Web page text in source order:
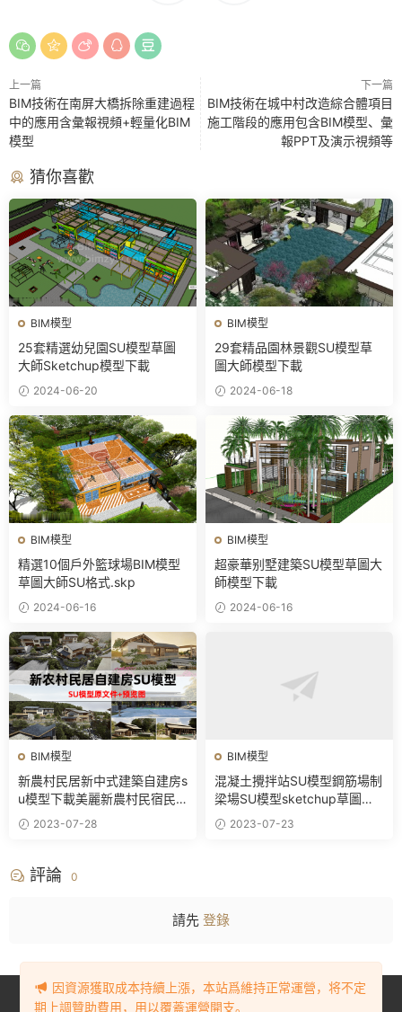
上一篇
BIM技術在南屏大橋拆除重建過程
中的應用含彙報視頻+輕量化BIM
模型
下一篇
BIM技術在城中村改造綜合體項目
施工階段的應用包含BIM模型、彙
報PPT及演示視頻等
猜你喜歡
BIM模型
25套精選幼兒園SU模型草圖
大師Sketchup模型下載
2024-06-20
BIM模型
29套精品園林景觀SU模型草
圖大師模型下載
2024-06-18
BIM模型
精選10個戶外籃球場BIM模型
草圖大師SU格式.skp
2024-06-16
BIM模型
超豪華别墅建築SU模型草圖大
師模型下載
2024-06-16
BIM模型
新農村民居新中式建築自建房s
u模型下載美麗新農村民宿民
房住宅鄉鎮改造
2023-07-28
BIM模型
混凝土攪拌站SU模型鋼筋場制
梁場SU模型sketchup草圖大
師攪拌機
2023-07-23
評論 0
請先 登錄
Copyright © 2023-2024BIM資源網. All Rights Reserved.
因資源獲取成本持續上漲，本站爲維持正常運營，将不定
期上調贊助費用，用以覆蓋運營開支。